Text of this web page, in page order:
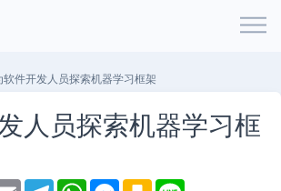
软件开发人员探索机器学习框架
人员探索机器学习框
E T W M K